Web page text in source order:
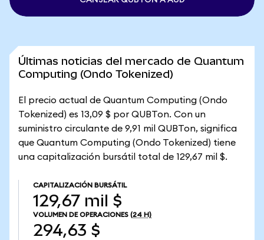
Últimas noticias del mercado de Quantum
Computing (Ondo Tokenized)
El precio actual de Quantum Computing (Ondo
Tokenized) es 13,09 $ por QUBTon. Con un
suministro circulante de 9,91 mil QUBTon, significa
que Quantum Computing (Ondo Tokenized) tiene
una capitalización bursátil total de 129,67 mil $.
CAPITALIZACIÓN BURSÁTIL
129,67 mil $
VOLUMEN DE OPERACIONES (24 H)
294,63 $